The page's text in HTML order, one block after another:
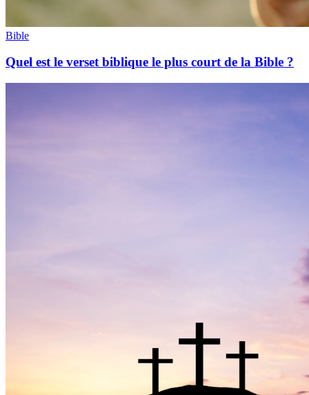
Bible
Quel est le verset biblique le plus court de la Bible ?